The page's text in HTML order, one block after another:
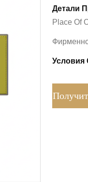
Детали
Place Of
Условия